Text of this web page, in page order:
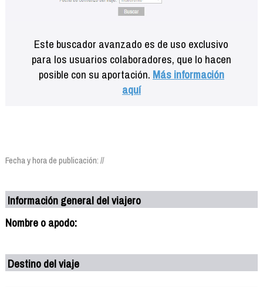
Este buscador avanzado es de uso exclusivo
para los usuarios colaboradores, que lo hacen
posible con su aportación. Más información
aquí
Fecha y hora de publicación: //
Información general del viajero
Nombre o apodo:
Destino del viaje